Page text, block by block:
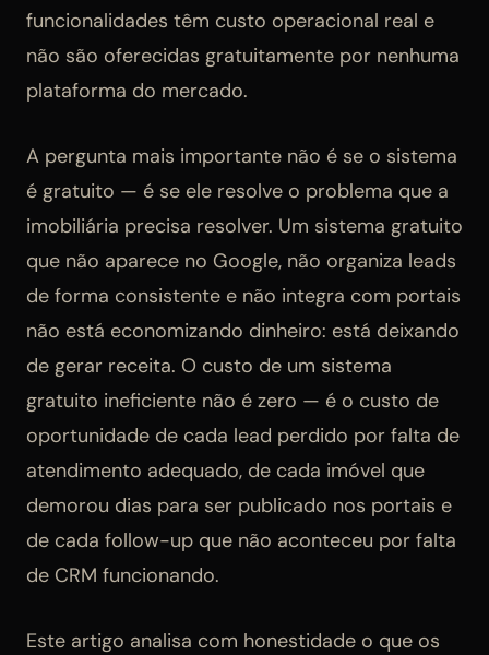
funcionalidades têm custo operacional real e
não são oferecidas gratuitamente por nenhuma
plataforma do mercado.
A pergunta mais importante não é se o sistema
é gratuito — é se ele resolve o problema que a
imobiliária precisa resolver. Um sistema gratuito
que não aparece no Google, não organiza leads
de forma consistente e não integra com portais
não está economizando dinheiro: está deixando
de gerar receita. O custo de um sistema
gratuito ineficiente não é zero — é o custo de
oportunidade de cada lead perdido por falta de
atendimento adequado, de cada imóvel que
demorou dias para ser publicado nos portais e
de cada follow-up que não aconteceu por falta
de CRM funcionando.
Este artigo analisa com honestidade o que os